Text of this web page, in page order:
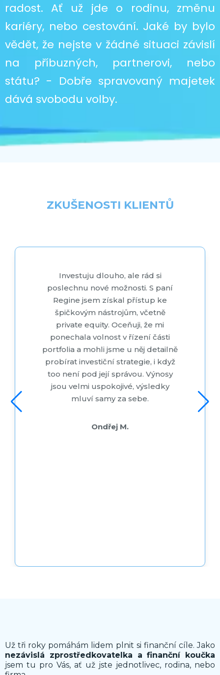
radost. Ať už jde o rodinu, změnu
kariéry, nebo cestování. Jaké by bylo
vědět, že nejste v žádné situaci závislí
na příbuzných, partnerovi, nebo
státu? - Dobře spravovaný majetek
dává svobodu volby.
ZKUŠENOSTI KLIENTŮ
Investuju dlouho, ale rád si
poslechnu nové možnosti. S paní
Regine jsem získal přístup ke
špičkovým nástrojům, včetně
private equity. Oceňuji, že mi
ponechala volnost v řízení části
portfolia a mohli jsme u něj detailně
probírat investiční strategie, i když
too není pod její správou. Výnosy
jsou velmi uspokojivé, výsledky
mluví samy za sebe.
Ondřej M.
Už tři roky pomáhám lidem plnit si finanční cíle. Jako
nezávislá zprostředkovatelka a finanční koučka
jsem tu pro Vás, ať už jste jednotlivec, rodina, nebo